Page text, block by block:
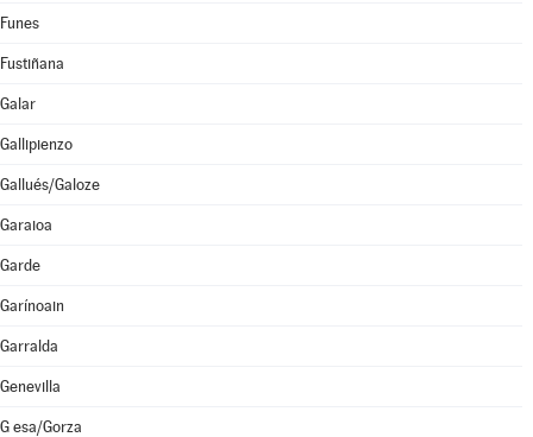
Funes
Fustiñana
Galar
Gallipienzo
Gallués/Galoze
Garaioa
Garde
Garínoain
Garralda
Genevilla
G esa/Gorza